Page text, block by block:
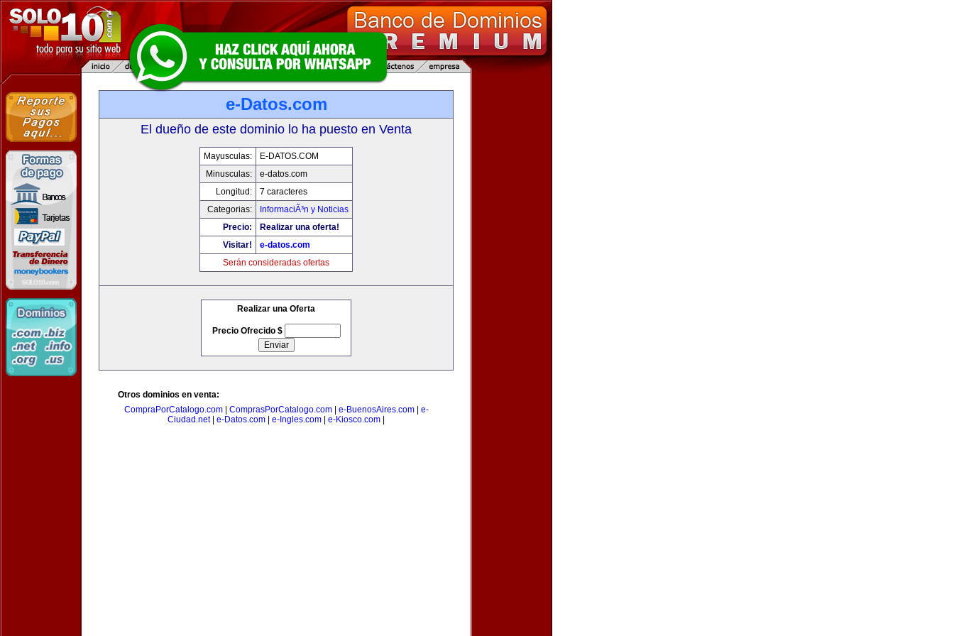
e-Datos.com
El dueño de este dominio lo ha puesto en Venta
Mayusculas:
E-DATOS.COM
Minusculas:
e-datos.com
Longitud:
7 caracteres
Categorias:
InformaciÃ³n y Noticias
Precio:
Realizar una oferta!
Visitar!
e-datos.com
Serán consideradas ofertas
Realizar una Oferta
Precio Ofrecido $
Otros dominios en venta:
CompraPorCatalogo.com| ComprasPorCatalogo.com| e-BuenosAires.com| e-
Ciudad.net| e-Datos.com e-Ingles.com e-Kiosco.com